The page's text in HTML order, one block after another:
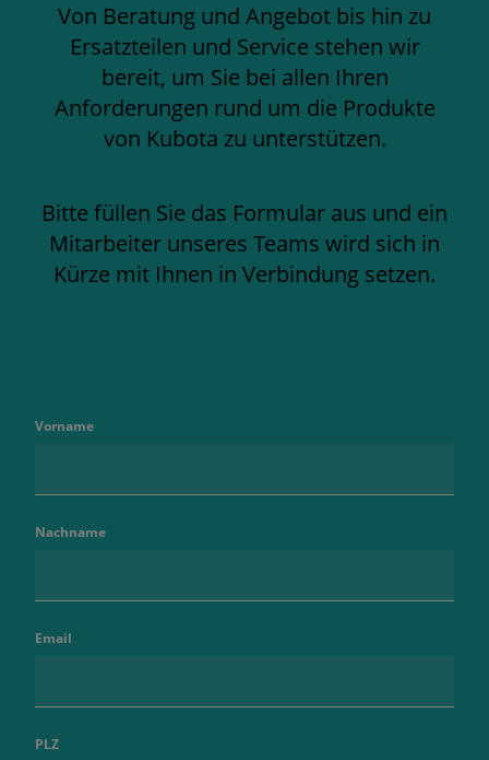
Von Beratung und Angebot bis hin zu
Ersatzteilen und Service stehen wir
bereit, um Sie bei allen Ihren
Anforderungen rund um die Produkte
von Kubota zu unterstützen.
Bitte füllen Sie das Formular aus und ein
Mitarbeiter unseres Teams wird sich in
Kürze mit Ihnen in Verbindung setzen.
Vorname
Nachname
Email
PLZ